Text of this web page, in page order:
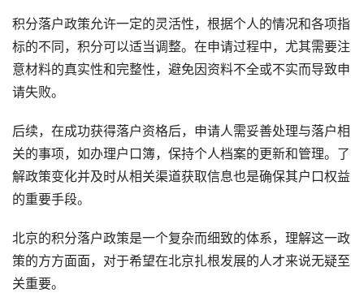
积分落户政策允许一定的灵活性，根据个人的情况和各项指
标的不同，积分可以适当调整。在申请过程中，尤其需要注
意材料的真实性和完整性，避免因资料不全或不实而导致申
请失败。
后续，在成功获得落户资格后，申请人需妥善处理与落户相
关的事项，如办理户口簿，保持个人档案的更新和管理。了
解政策变化并及时从相关渠道获取信息也是确保其户口权益
的重要手段。
北京的积分落户政策是一个复杂而细致的体系，理解这一政
策的方方面面，对于希望在北京扎根发展的人才来说无疑至
关重要。